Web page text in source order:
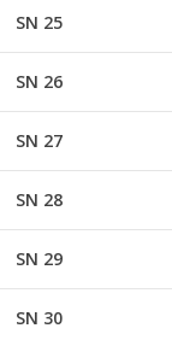
SN 25
SN 26
SN 27
SN 28
SN 29
SN 30